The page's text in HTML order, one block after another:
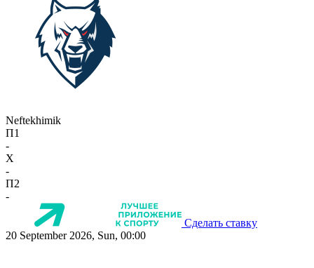
Neftekhimik
П1
-
X
-
П2
-
Сделать ставку
20 September 2026, Sun, 00:00